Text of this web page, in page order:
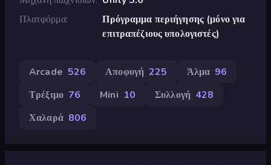
Πλατφόρμα
Πρόγραμμα περιήγησης (μόνο για
επιτραπέζιους υπολογιστές)
Arcade 526 Αποφυγή 225 Άλμα 96
Τρέξιμο 76 Mini 10 Συλλογή 428
Χαλαρά 806